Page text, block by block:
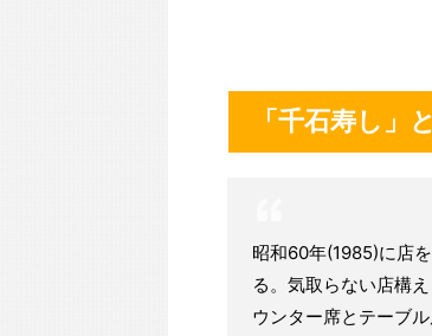
「千石寿し」
昭和60年(1985)に店
る。気取らない店構
ウンター席とテーブ